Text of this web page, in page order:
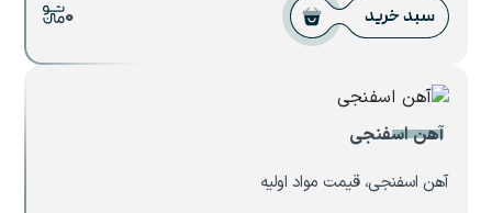
سبد خرید 0
آهن اسفنجی
آهن اسفنجی، قیمت مواد اولیه